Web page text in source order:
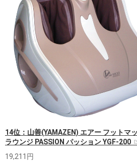
14位：山善(YAMAZEN) エアー フットマ
ラウンジ PASSION パッション YGF-200
19,211円